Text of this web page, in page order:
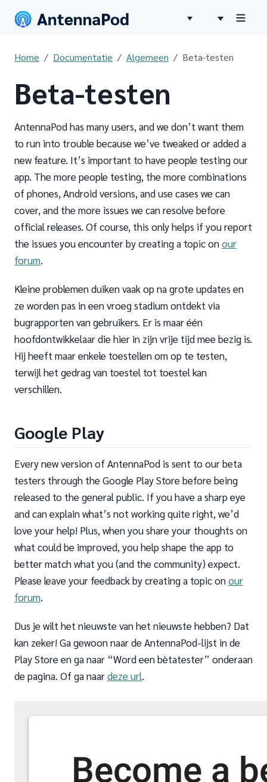
Home Documentatie Algemeen Beta-testen
Beta-testen
AntennaPod has many users, and we don’t want them
to run into trouble because we’ve tweaked or added a
new feature. It’s important to have people testing our
app. The more people testing, the more combinations
of phones, Android versions, and use cases we can
cover, and the more issues we can resolve before
official releases. Of course, this only helps if you report
the issues you encounter by creating a topic onour
forum.
Kleine problemen duiken vaak op na grote updates en
ze worden pas in een vroeg stadium ontdekt via
bugrapporten van gebruikers. Er is maar één
hoofdontwikkelaar die hier in zijn vrije tijd mee bezig is.
Hij heeft maar enkele toestellen om op te testen,
terwijl het gedrag van toestel tot toestel kan
verschillen.
Google Play
Every new version of AntennaPod is sent to our beta
testers through the Google Play Store before being
released to the general public. If you have a sharp eye
and can explain what’s not working quite right, we’d
love your help! Plus, when you share your thoughts on
what could be improved, you help shape the app to
better match what you (and the community) expect.
Please leave your feedback by creating a topic onour
forum.
Dus je wilt het nieuwste van het nieuwste hebben? Dat
kan zeker! Ga gewoon naar de AntennaPod-lijst in de
Play Store en ga naar “Word een bètatester” onderaan
de pagina. Of ga naardeze url.